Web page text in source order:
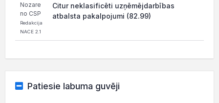
Nozare
no CSP
Redakcija
NACE 2.1
Citur neklasificēti uzņēmējdarbības
atbalsta pakalpojumi (82.99)
Patiesie labuma guvēji